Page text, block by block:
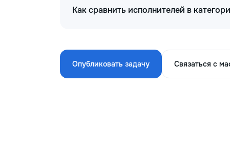
Как сравнить исполнителей в
Опубликовать задачу Связаться с